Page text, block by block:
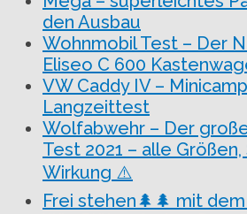
den Ausbau
Wohnmobil Test – Der
Eliseo C 600
VW Caddy IV –
Langzeittest
Wolfabwehr – Der
Test 2021 – alle
Wirkung ⚠️
Frei stehen🌲🌲 mit